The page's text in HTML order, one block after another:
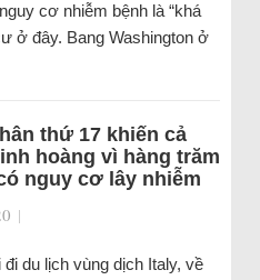
cơ nhiễm bệnh là “khá
ở đây. Bang Washington ở
thứ 17 khiến cả
hoàng vì hàng trăm
nguy cơ lây nhiễm
|
du lịch vùng dịch Italy, về